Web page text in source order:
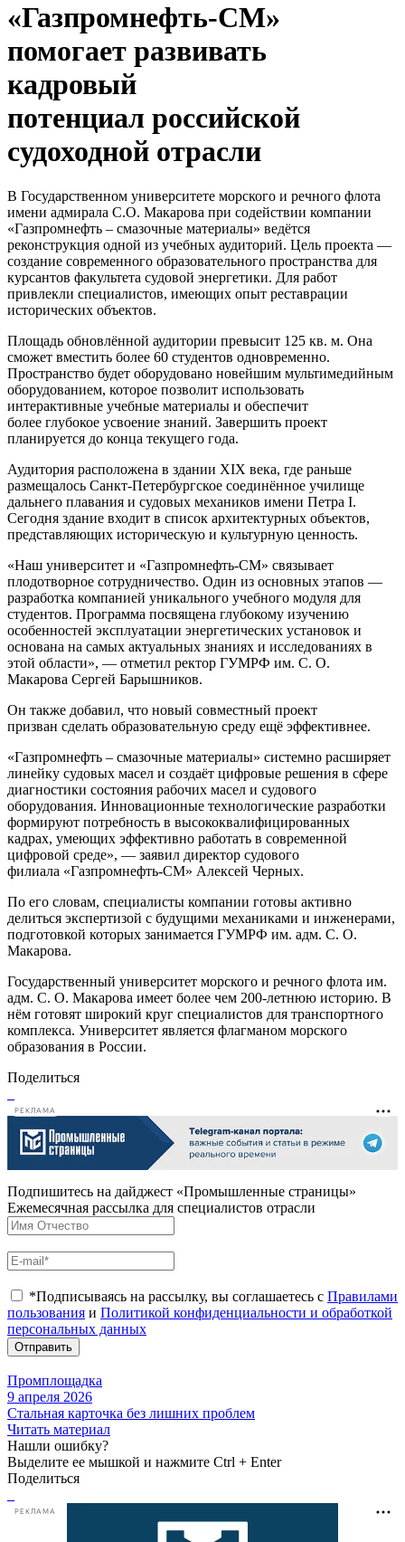
«Газпромнефть-СМ»
помогает развивать
кадровый
потенциал российской
судоходной отрасли
В Государственном университете морского и речного флота
имени адмирала С.О. Макарова при содействии компании
«Газпромнефть – смазочные материалы» ведётся
реконструкция одной из учебных аудиторий. Цель проекта —
создание современного образовательного пространства для
курсантов факультета судовой энергетики. Для работ
привлекли специалистов, имеющих опыт реставрации
исторических объектов.
Площадь обновлённой аудитории превысит 125 кв. м. Она
сможет вместить более 60 студентов одновременно.
Пространство будет оборудовано новейшим мультимедийным
оборудованием, которое позволит использовать
интерактивные учебные материалы и обеспечит
более глубокое усвоение знаний. Завершить проект
планируется до конца текущего года.
Аудитория расположена в здании XIX века, где раньше
размещалось Санкт-Петербургское соединённое училище
дальнего плавания и судовых механиков имени Петра I.
Сегодня здание входит в список архитектурных объектов,
представляющих историческую и культурную ценность.
«Наш университет и «Газпромнефть-СМ» связывает
плодотворное сотрудничество. Один из основных этапов —
разработка компанией уникального учебного модуля для
студентов. Программа посвящена глубокому изучению
особенностей эксплуатации энергетических установок и
основана на самых актуальных знаниях и исследованиях в
этой области», — отметил ректор ГУМРФ им. С. О.
Макарова Сергей Барышников.
Он также добавил, что новый совместный проект
призван сделать образовательную среду ещё эффективнее.
«Газпромнефть – смазочные материалы» системно расширяет
линейку судовых масел и создаёт цифровые решения в сфере
диагностики состояния рабочих масел и судового
оборудования. Инновационные технологические разработки
формируют потребность в высококвалифицированных
кадрах, умеющих эффективно работать в современной
цифровой среде», — заявил директор судового
филиала «Газпромнефть-СМ» Алексей Черных.
По его словам, специалисты компании готовы активно
делиться экспертизой с будущими механиками и инженерами,
подготовкой которых занимается ГУМРФ им. адм. С. О.
Макарова.
Государственный университет морского и речного флота им.
адм. С. О. Макарова имеет более чем 200-летнюю историю. В
нём готовят широкий круг специалистов для транспортного
комплекса. Университет является флагманом морского
образования в России.
Поделиться
РЕКЛАМА
Подпишитесь на дайджест «Промышленные страницы»
Ежемесячная рассылка для специалистов отрасли
*Подписываясь на рассылку, вы соглашаетесь с Правилами
пользования и Политикой конфиденциальности и обработкой
персональных данных
Отправить
Промплощадка
9 апреля 2026
Стальная карточка без лишних проблем
Читать материал
Нашли ошибку?
Выделите ее мышкой и нажмите Ctrl + Enter
Поделиться
РЕКЛАМА